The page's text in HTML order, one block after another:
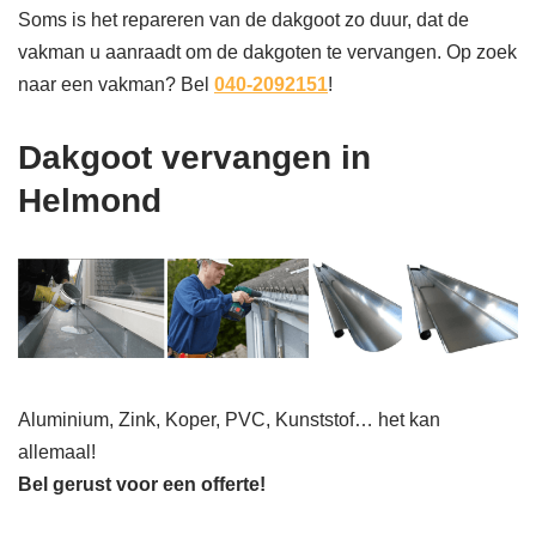
Soms is het repareren van de dakgoot zo duur, dat de
vakman u aanraadt om de dakgoten te vervangen. Op zoek
naar een vakman? Bel 040-2092151!
Dakgoot vervangen in
Helmond
Aluminium, Zink, Koper, PVC, Kunststof… het kan
allemaal!
Bel gerust voor een offerte!